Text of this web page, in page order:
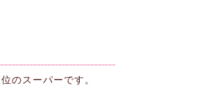
のスーパーです。